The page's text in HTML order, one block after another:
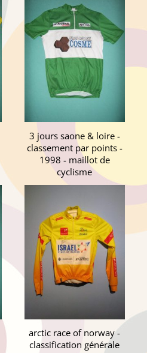
3 jours saone & loire -
classement par points -
1998 - maillot de
cyclisme
arctic race of norway -
classification générale